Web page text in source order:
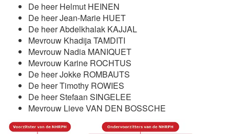
De heer Helmut HEINEN
De heer Jean-Marie HUET
De heer Abdelkhalak KAJJAL
Mevrouw Khadija TAMDITI
Mevrouw Nadia MANIQUET
Mevrouw Karine ROCHTUS
De heer Jokke ROMBAUTS
De heer Timothy ROWIES
De heer Stefaan SINGELEE
Mevrouw Lieve VAN DEN BOSSCHE